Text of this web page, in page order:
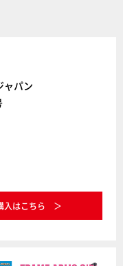
ャパン
入はこちら